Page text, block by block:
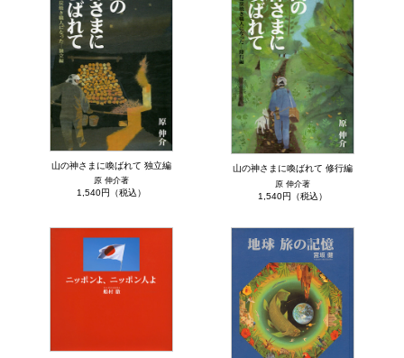
山の神さまに喚ばれて 独立編
原 伸介著
1,540円（税込）
山の神さまに喚ばれて 修行編
原 伸介著
1,540円（税込）